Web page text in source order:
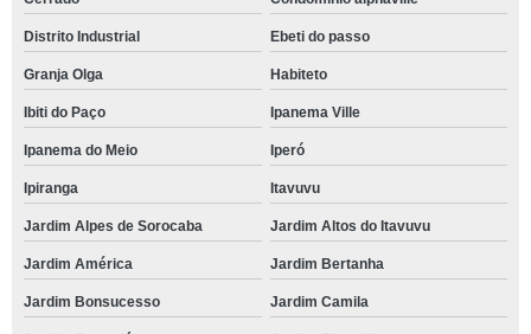
Distrito Industrial Ebeti do passo
Granja Olga Habiteto
Ibiti do Paço Ipanema Ville
Ipanema do Meio Iperó
Ipiranga Itavuvu
Jardim Alpes de Sorocaba Jardim Altos do Itavuvu
Jardim América Jardim Bertanha
Jardim Bonsucesso Jardim Camila